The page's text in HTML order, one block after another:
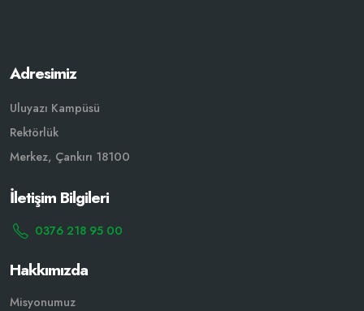
Adresimiz
Uluyazı Kampüsü
Rektörlük
Merkez, Çankırı 18100
İletişim Bilgileri
0376 218 95 00
Hakkımızda
Misyonumuz